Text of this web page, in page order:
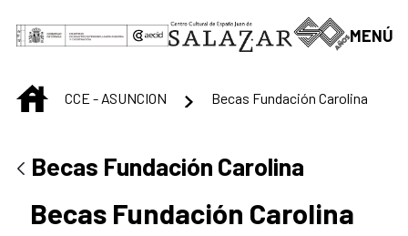
Saltar al contenido principal
MENÚ
INICIOCCE - ASUNCION Becas Fundación Carolina
Becas Fundación Carolina
Becas Fundación Carolina